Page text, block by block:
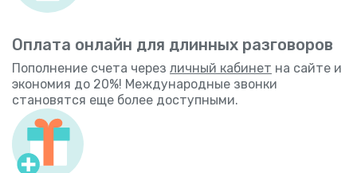
Оплата онлайн для длинных разговоров
Пополнение счета через личный кабинет на сайте и
экономия до 20%! Международные звонки
становятся еще более доступными.